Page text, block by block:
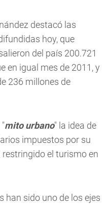
destacó las
hoy, que
del país 200.721
en igual mes de 2011, y
236 millones de
mito urbano" la idea de
impuestos por su
restringido el turismo en
han sido uno de los ejes